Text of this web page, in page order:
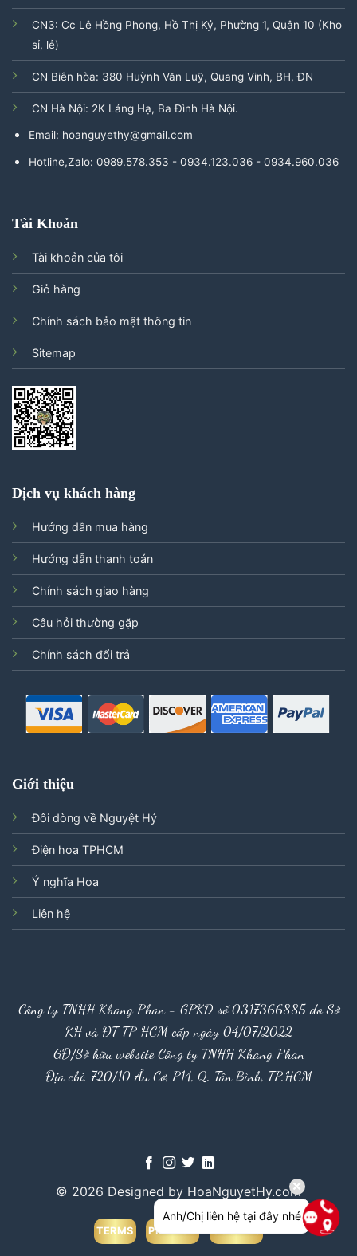
CN3: Cc Lê Hồng Phong, Hồ Thị Kỷ, Phường 1, Quận 10 (Kho
sỉ, lẻ)
CN Biên hòa: 380 Huỳnh Văn Luỹ, Quang Vinh, BH, ĐN
CN Hà Nội: 2K Láng Hạ, Ba Đình Hà Nội.
Email: hoanguyethy@gmail.com
Hotline,Zalo: 0989.578.353 - 0934.123.036 - 0934.960.036
Tài Khoản
Tài khoản của tôi
Giỏ hàng
Chính sách bảo mật thông tin
Sitemap
Dịch vụ khách hàng
Hướng dẫn mua hàng
Hướng dẫn thanh toán
Chính sách giao hàng
Câu hỏi thường gặp
Chính sách đổi trả
Giới thiệu
Đôi dòng về Nguyệt Hỷ
Điện hoa TPHCM
Ý nghĩa Hoa
Liên hệ
Công ty TNHH Khang Phan - GPKD số 0317366885 do Sở
KH và ĐT TP HCM cấp ngày 04/07/2022
GĐ/Sở hữu website Công ty TNHH Khang Phan
Địa chỉ: 720/10 Âu Cơ, P14, Q. Tân Bình, TP.HCM
© 2026 Designed by HoaNguyetHy.com
TERMS PRIVACY
Anh/Chị liên hệ tại đây nhé